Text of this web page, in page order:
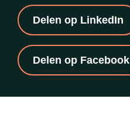
Delen op LinkedIn
Delen op Facebook